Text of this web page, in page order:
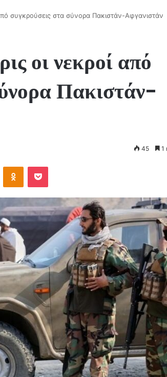
συγκρούσεις στα σύνορα Πακιστάν-Αφγανιστάν
οι νεκροί από
Πακιστάν-
45 1
Odnoklassniki
Pocket